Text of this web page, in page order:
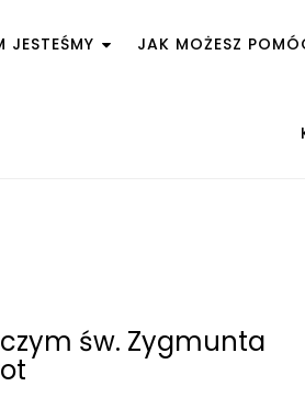
JESTEŚMY JAK MOŻESZ
św. Zygmunta